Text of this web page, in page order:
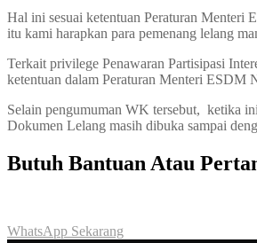
Hal ini sesuai ketentuan Peraturan Menteri
itu kami harapkan para pemenang lelang
Terkait privilege Penawaran Partisipasi
ketentuan dalam Peraturan Menteri ESDM
Selain pengumuman WK tersebut, ketika
Dokumen Lelang masih dibuka sampai
Butuh Bantuan Atau
WhatsApp Sekarang